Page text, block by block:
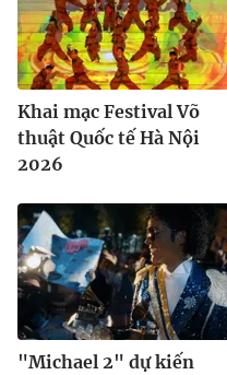
Khai mạc Festival Võ
thuật Quốc tế Hà Nội
2026
"Michael 2" dự kiến